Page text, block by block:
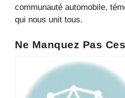
communauté automobile,
qui nous unit tous.
Ne Manquez Pas